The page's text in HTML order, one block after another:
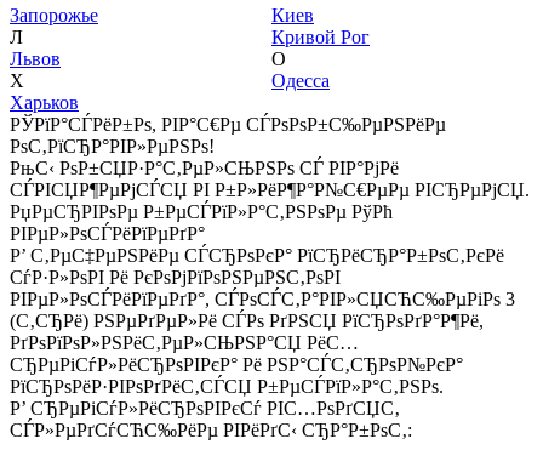
Запорожье
Л
Львов
Х
Харьков
Киев
Кривой Рог
О
Одесса
РЎРїР°СЃРёР±Рѕ, РІР°С€Рµ СЃРѕРѕР±С‰РµРЅРёРµ
РѕС‚РїСЂР°РІР»РµРЅРѕ!
РњС‹ РѕР±СЏР·Р°С‚РµР»СЊРЅРѕ СЃ РІР°РјРё
СЃРІСЏР¶РµРјСЃСЏ РІ Р±Р»РёР¶Р°Р№С€РµРµ РІСЂРµРјСЏ.
РџРµСЂРІРѕРµ Р±РµСЃРїР»Р°С‚РЅРѕРµ РўРћ
РІРµР»РѕСЃРёРїРµРґР°
Р’ С‚РµС‡РµРЅРёРµ СЃСЂРѕРєР° РїСЂРёСЂР°Р±РѕС‚РєРё
СѓР·Р»РѕРІ Рё РєРѕРјРїРѕРЅРµРЅС‚РѕРІ
РІРµР»РѕСЃРёРїРµРґР°, СЃРѕСЃС‚Р°РІР»СЏСЋС‰РµРіРѕ 3
(С‚СЂРё) РЅРµРґРµР»Рё СЃРѕ РґРЅСЏ РїСЂРѕРґР°Р¶Рё,
РґРѕРїРѕР»РЅРёС‚РµР»СЊРЅР°СЏ РёС…
СЂРµРіСѓР»РёСЂРѕРІРєР° Рё РЅР°СЃС‚СЂРѕР№РєР°
РїСЂРѕРёР·РІРѕРґРёС‚СЃСЏ Р±РµСЃРїР»Р°С‚РЅРѕ.
Р’ СЂРµРіСѓР»РёСЂРѕРІРєСѓ РІС…РѕРґСЏС‚
СЃР»РµРґСѓСЋС‰РёРµ РІРёРґС‹ СЂР°Р±РѕС‚: